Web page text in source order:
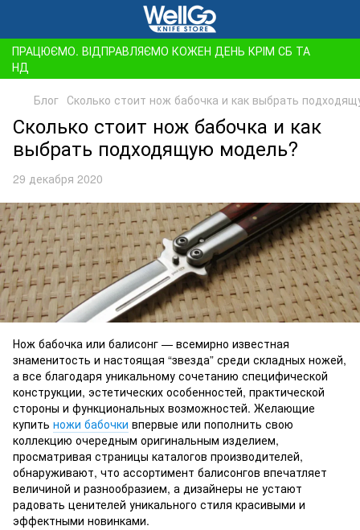
ПРАЦЮЄМО. ВІДПРАВЛЯЄМО КОЖЕН ДЕНЬ КРІМ СБ ТА
НД
Блог Сколько стоит нож бабочка и как выбрать
Сколько стоит нож бабочка и как
выбрать подходящую модель?
29 декабря 2020
Нож бабочка или балисонг — всемирно известная
знаменитость и настоящая “звезда” среди складных ножей,
а все благодаря уникальному сочетанию специфической
конструкции, эстетических особенностей, практической
стороны и функциональных возможностей. Желающие
купить ножи бабочки впервые или пополнить свою
коллекцию очередным оригинальным изделием,
просматривая страницы каталогов производителей,
обнаруживают, что ассортимент балисонгов впечатляет
величиной и разнообразием, а дизайнеры не устают
радовать ценителей уникального стиля красивыми и
эффектными новинками.